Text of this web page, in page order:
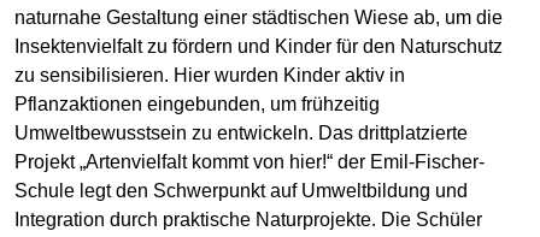
naturnahe Gestaltung einer städtischen Wiese ab, um die
Insektenvielfalt zu fördern und Kinder für den Naturschutz
zu sensibilisieren. Hier wurden Kinder aktiv in
Pflanzaktionen eingebunden, um frühzeitig
Umweltbewusstsein zu entwickeln. Das drittplatzierte
Projekt „Artenvielfalt kommt von hier!“ der Emil-Fischer-
Schule legt den Schwerpunkt auf Umweltbildung und
Integration durch praktische Naturprojekte. Die Schüler